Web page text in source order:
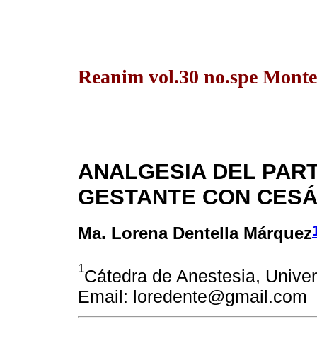
Reanim vol.30 no.spe
ANALGESIA DEL
GESTANTE CON
Ma. Lorena Dentella Márquez
1Cátedra de Anestesia,
Email: loredente@gmail.com